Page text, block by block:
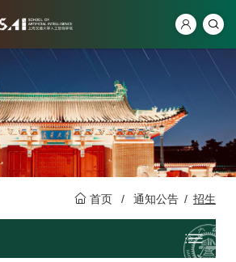
首页 / 通知公告 / 招生